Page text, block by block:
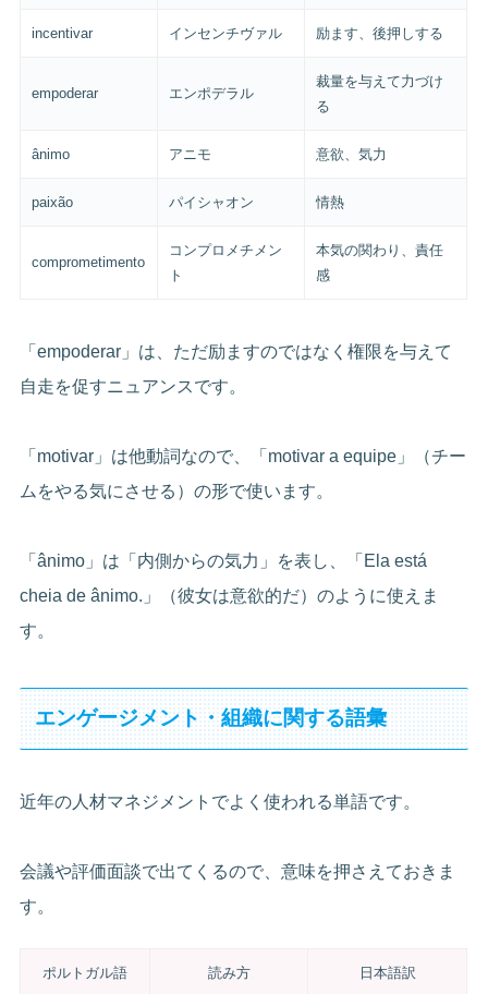
incentivar インセンチヴァル 励ます、後押しする
empoderar エンポデラル
裁量を与えて力づけ
る
ânimo アニモ 意欲、気力
paixão パイシャオン 情熱
comprometimento
コンプロメチメン
ト
本気の関わり、責任
感
「empoderar」は、ただ励ますのではなく権限を与えて
自走を促すニュアンスです。
「motivar」は他動詞なので、「motivar a equipe」（チー
ムをやる気にさせる）の形で使います。
「ânimo」は「内側からの気力」を表し、「Ela está
cheia de ânimo.」（彼女は意欲的だ）のように使えま
す。
エンゲージメント・組織に関する語彙
近年の人材マネジメントでよく使われる単語です。
会議や評価面談で出てくるので、意味を押さえておきま
す。
ポルトガル語 読み方 日本語訳